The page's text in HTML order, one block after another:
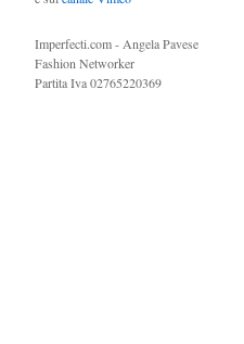
Imperfecti.com - Angela Pavese
Fashion Networker
Partita Iva 02765220369